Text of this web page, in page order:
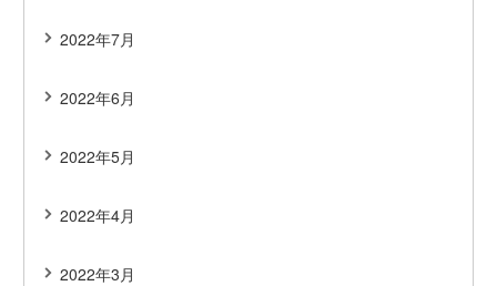
2022年7月
2022年6月
2022年5月
2022年4月
2022年3月